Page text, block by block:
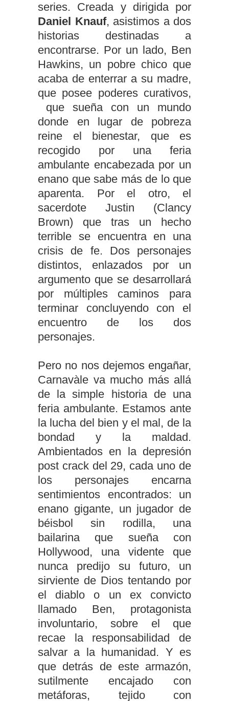
series. Creada y dirigida por
Daniel Knauf, asistimos a dos
historias destinadas a
encontrarse. Por un lado, Ben
Hawkins, un pobre chico que
acaba de enterrar a su madre,
que posee poderes curativos,
que sueña con un mundo
donde en lugar de pobreza
reine el bienestar, que es
recogido por una feria
ambulante encabezada por un
enano que sabe más de lo que
aparenta. Por el otro, el
sacerdote Justin (Clancy
Brown) que tras un hecho
terrible se encuentra en una
crisis de fe. Dos personajes
distintos, enlazados por un
argumento que se desarrollará
por múltiples caminos para
terminar concluyendo con el
encuentro de los dos
personajes.
Pero no nos dejemos engañar,
Carnavàle va mucho más allá
de la simple historia de una
feria ambulante. Estamos ante
la lucha del bien y el mal, de la
bondad y la maldad.
Ambientados en la depresión
post crack del 29, cada uno de
los personajes encarna
sentimientos encontrados: un
enano gigante, un jugador de
béisbol sin rodilla, una
bailarina que sueña con
Hollywood, una vidente que
nunca predijo su futuro, un
sirviente de Dios tentando por
el diablo o un ex convicto
llamado Ben, protagonista
involuntario, sobre el que
recae la responsabilidad de
salvar a la humanidad. Y es
que detrás de este armazón,
sutilmente encajado con
metáforas, tejido con